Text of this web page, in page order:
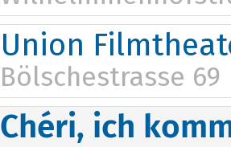
19:30
Union
Bölschestrasse 69
20:15
Chéri, ich